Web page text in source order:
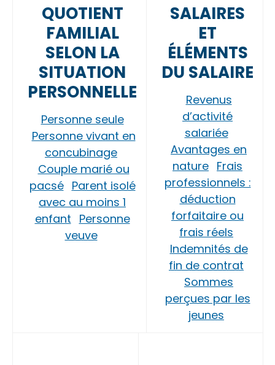
QUOTIENT
FAMILIAL
SELON LA
SITUATION
PERSONNELLE
Personne seule
Personne vivant en
concubinage
Couple marié ou
pacsé Parent isolé
avec au moins 1
enfant Personne
veuve
SALAIRES
ET
ÉLÉMENTS
DU SALAIRE
Revenus
d’activité
salariée
Avantages en
nature Frais
professionnels :
déduction
forfaitaire ou
frais réels
Indemnités de
fin de contrat
Sommes
perçues par les
jeunes